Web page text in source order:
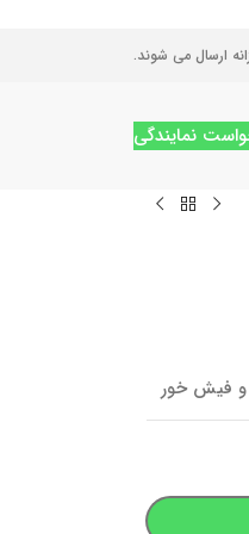
ارسال می شوند.
نمایندگی
و فیش خور